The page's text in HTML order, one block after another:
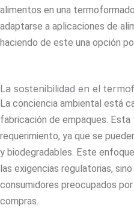
alimentos en una
adaptarse a aplicaciones de
haciendo de este una opción
La sostenibilidad en el
La conciencia ambiental está
fabricación de empaques.
requerimiento, ya que se
y biodegradables. Este
las exigencias regulatorias,
consumidores preocupados
compras.